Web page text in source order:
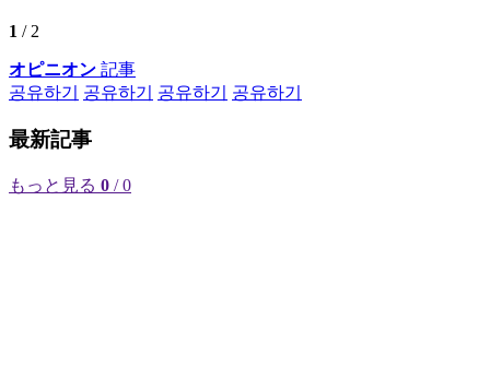
1 / 2
オピニオン 記事
공유하기
공유하기 공유하기 공유하기
最新記事
もっと見る 0 / 0